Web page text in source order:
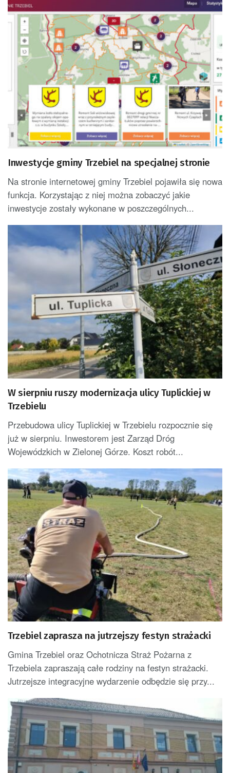
Inwestycje gminy Trzebiel na specjalnej stronie
Na stronie internetowej gminy Trzebiel pojawiła się nowa
funkcja. Korzystając z niej można zobaczyć jakie
inwestycje zostały wykonane w poszczególnych...
W sierpniu ruszy modernizacja ulicy Tuplickiej w
Trzebielu
Przebudowa ulicy Tuplickiej w Trzebielu rozpocznie się
już w sierpniu. Inwestorem jest Zarząd Dróg
Wojewódzkich w Zielonej Górze. Koszt robót...
Trzebiel zaprasza na jutrzejszy festyn strażacki
Gmina Trzebiel oraz Ochotnicza Straż Pożarna z
Trzebiela zapraszają całe rodziny na festyn strażacki.
Jutrzejsze integracyjne wydarzenie odbędzie się przy...